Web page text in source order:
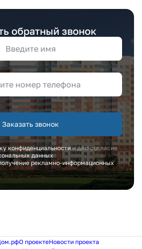
обратный звонок
Заказать звонок
конфиденциальностии даю согласие
данных
рекламно-информационных
О проектеНовости проекта